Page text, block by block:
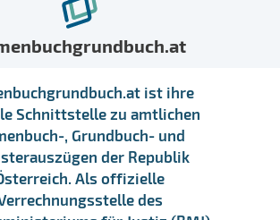
ist ihre
Schnittstelle zu amtlichen
, Grundbuch- und
der Republik
Als offizielle
des